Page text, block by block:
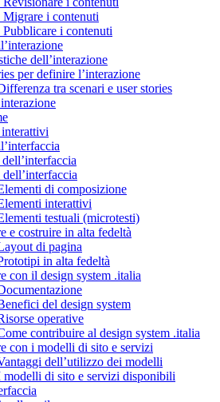
Migrare i contenuti
Pubblicare i contenuti
dell’interazione
per definire l’interazione
tra scenari e user stories
di composizione
interattivi
testuali (microtesti)
e costruire in alta fedeltà
di pagina
in alta fedeltà
con il design system .italia
del design system
operative
contribuire al design system .italia
con i modelli di sito e servizi
dell’utilizzo dei modelli
modelli di sito e servizi disponibili